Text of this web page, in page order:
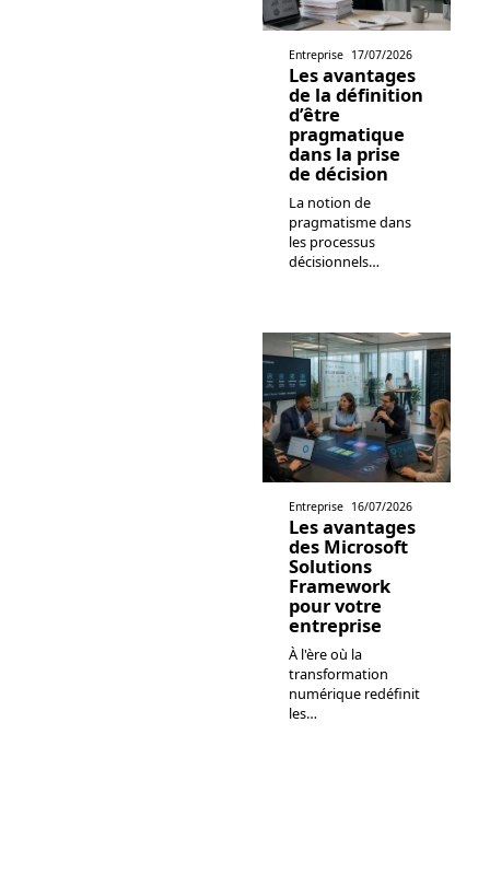
Entreprise 17/07/2026
Les avantages
de la définition
d’être
pragmatique
dans la prise
de décision
La notion de
pragmatisme dans
les processus
décisionnels…
Entreprise 16/07/2026
Les avantages
des Microsoft
Solutions
Framework
pour votre
entreprise
À l'ère où la
transformation
numérique redéfinit
les…